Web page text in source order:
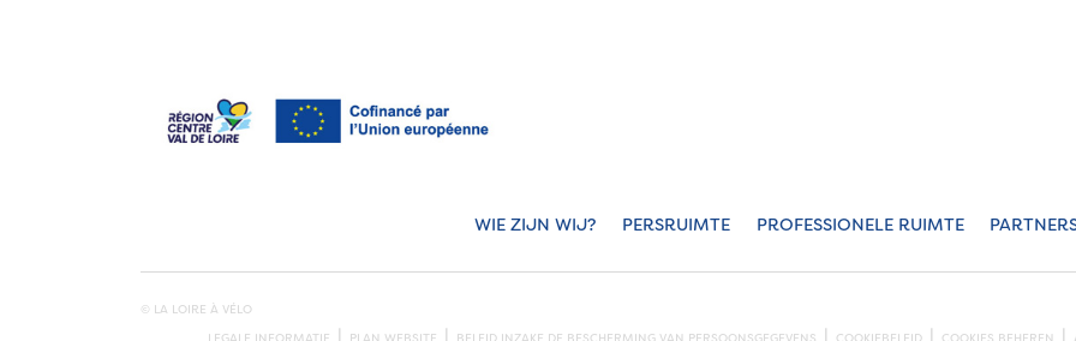
WIE ZIJN WIJ? PERSRUIMTE PROFESSIONELE RUIMTE
© LA LOIRE À VÉLO